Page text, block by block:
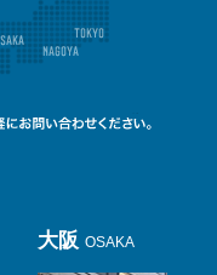
大阪 OSAKA